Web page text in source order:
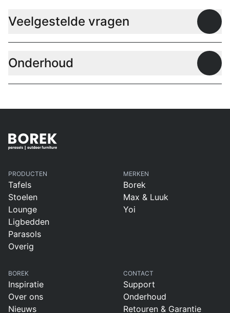
Veelgestelde vragen
Onderhoud
PRODUCTEN
Tafels
Stoelen
Lounge
Ligbedden
Parasols
Overig
MERKEN
Borek
Max & Luuk
Yoi
BOREK
Inspiratie
Over ons
Nieuws
CONTACT
Support
Onderhoud
Retouren & Garantie